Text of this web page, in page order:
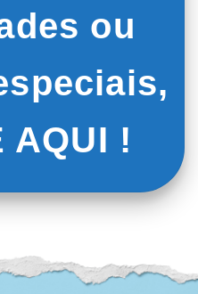
escolhidas
na
do
produto
ou
AQUI !